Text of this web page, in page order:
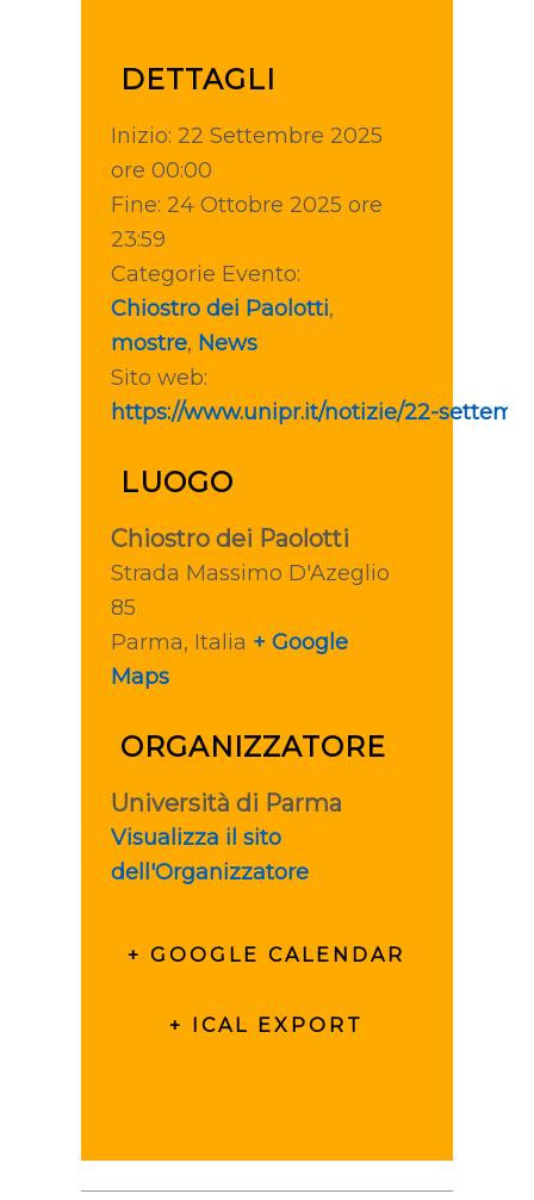
DETTAGLI
Inizio: 22 Settembre 2025
ore 00:00
Fine: 24 Ottobre 2025 ore
23:59
Categorie Evento:
Chiostro dei Paolotti,
mostre, News
Sito web:
https://www.unipr.it/notizie/22-
LUOGO
Chiostro dei Paolotti
Strada Massimo D'Azeglio
85
Parma, Italia + Google
Maps
ORGANIZZATORE
Università di Parma
Visualizza il sito
dell'Organizzatore
+ GOOGLE CALENDAR
+ ICAL EXPORT